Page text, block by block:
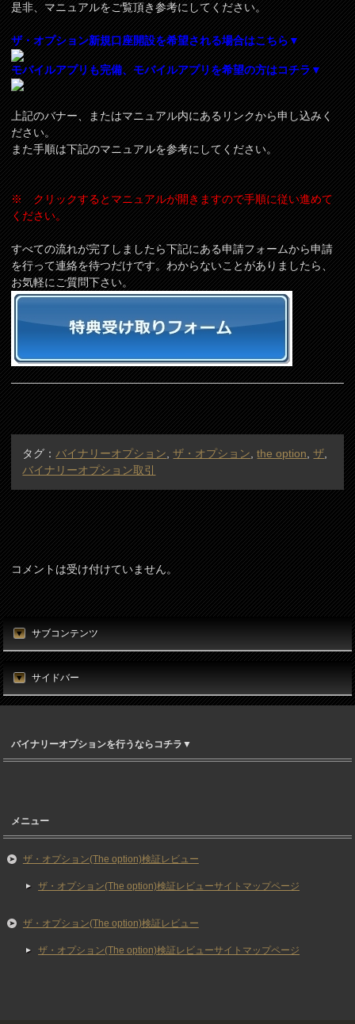
是非、マニュアルをご覧頂き参考にしてください。
ザ・オプション新規口座開設を希望される場合はこちら▼
モバイルアプリも完備、モバイルアプリを希望の方はコチラ▼
上記のバナー、またはマニュアル内にあるリンクから申し込みく
ださい。
また手順は下記のマニュアルを参考にしてください。
※ クリックするとマニュアルが開きますので手順に従い進めて
ください。
すべての流れが完了しましたら下記にある申請フォームから申請
を行って連絡を待つだけです。わからないことがありましたら、
お気軽にご質問下さい。
タグ： バイナリーオプション ,ザ・オプション ,the option ,ザ
バイナリーオプション取引
コメントは受け付けていません。
サブコンテンツ
サイドバー
バイナリーオプションを行うならコチラ▼
メニュー
ザ・オプション(The option)検証レビュー
ザ・オプション(The option)検証レビューサイトマップページ
ザ・オプション(The option)検証レビュー
ザ・オプション(The option)検証レビューサイトマップページ